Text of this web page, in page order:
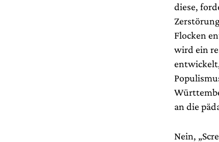
diese,
Flocken
wird ein
an die
Nein,